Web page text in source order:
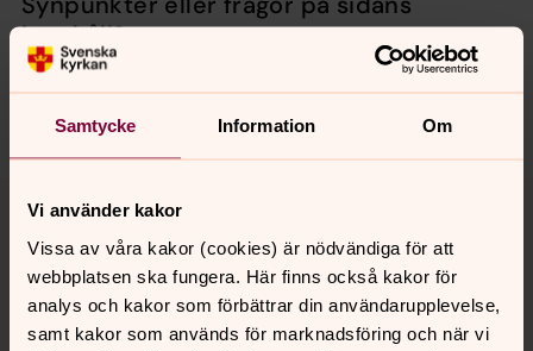
Samtycke Information Om
Vi använder kakor
Vissa av våra kakor (cookies) är nödvändiga för att
webbplatsen ska fungera. Här finns också kakor för
analys och kakor som förbättrar din användarupplevelse,
samt kakor som används för marknadsföring och när vi
innehåll?
nora.tarnsjo.forsamling@svenskakyrkan.se
Kontakt